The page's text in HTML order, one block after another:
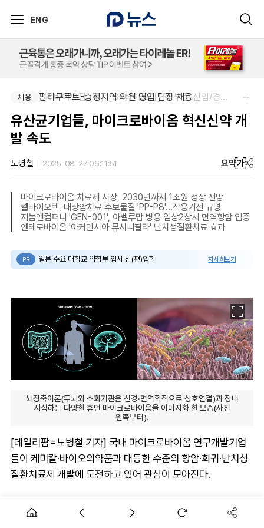
ENG
채용 팜리쿠르트-충청지역 의원 영업 팀장 채용
채용 SK 바이오팜 (주)-[SK바이오팜] 각 부문 신입/경력 구성원 영입
유산균기업들, 마이크로바이옴 혁신신약 개
발 속도
노병철 2025-08-27 06:11:51 요약가
마이크로바이옴 치료제 시장, 2030년까지 1조원 성장 전망
쎌바이오텍, 대장암치료 후보물질 'PP-P8'...작용기전 규명
지놈앤컴퍼니 'GEN-001', 아벨루맙 병용 임상2상서 면역항암 입증
엔테로바이옴 '아커만시아 뮤시니필라' 난치성질환치료 효과
PR 일본 주요 대학교 약학부 입시 신(편)입학 자세히보기
뇌장축이론(두뇌와 소화기관은 신경·면역학적으로 상호연결)과 장내
서식하는 다양한 휴먼 마이크로바이옴을 이미지화 한 모습(사진
왼쪽부터).
[데일리팜=노병철 기자] 국내 마이크로바이옴 연구개발기업
들이 케미칼·바이오의약품과 대등한 수준의 항암·희귀·난치성
질환치료제 개발에 도전하고 있어 관심이 모아진다.
마이크로바이옴에서 유래한 치료제 형태는 건강한 성체에서